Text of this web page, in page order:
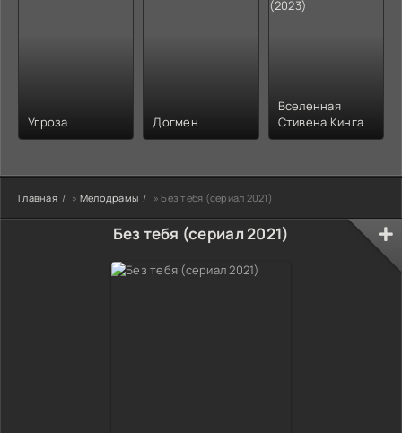
Угроза Догмен
Вселенная
Стивена Кинга
Главная » Мелодрамы » Без тебя (сериал 2021)
Без тебя (сериал 2021)